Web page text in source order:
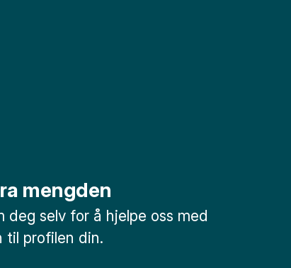
mengden
deg selv for å hjelpe oss med
til profilen din.